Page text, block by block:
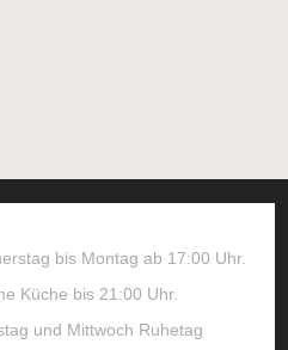
bis Montag ab 17:00 Uhr.
Küche bis 21:00 Uhr.
und Mittwoch Ruhetag